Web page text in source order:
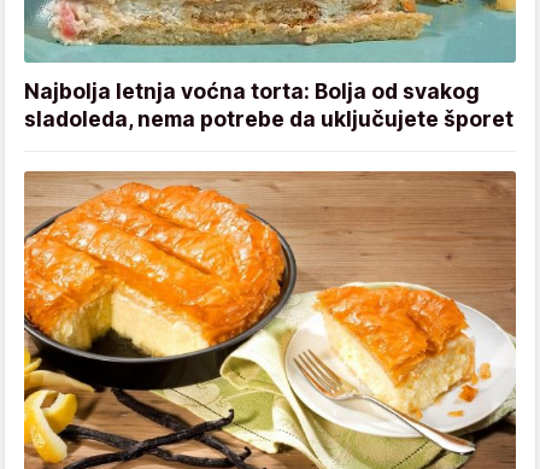
Najbolja letnja voćna torta: Bolja od svakog
sladoleda, nema potrebe da uključujete šporet